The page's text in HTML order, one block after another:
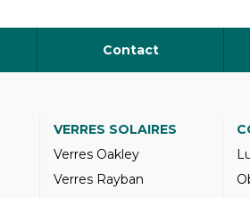
Contact
VERRES SOLAIRES
Verres Oakley
Verres Rayban